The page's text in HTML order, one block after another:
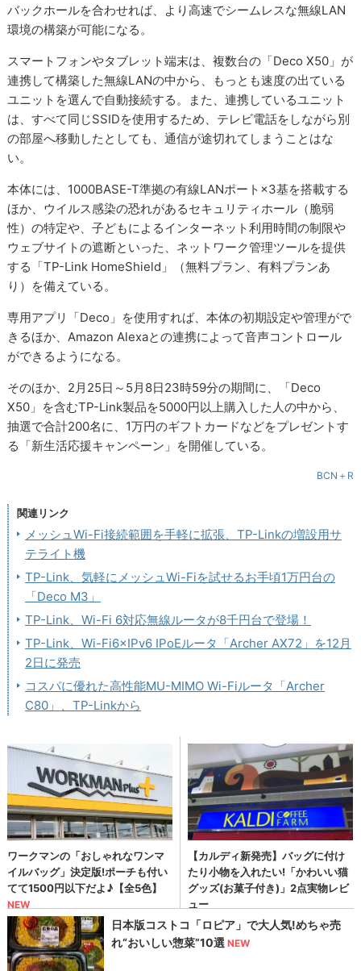
バックホールを合わせれば、より高速でシームレスな無線LAN
環境の構築が可能になる。
スマートフォンやタブレット端末は、複数台の「Deco X50」が
連携して構築した無線LANの中から、もっとも速度の出ている
ユニットを選んで自動接続する。また、連携しているユニット
は、すべて同じSSIDを使用するため、テレビ電話をしながら別
の部屋へ移動したとしても、通信が途切れてしまうことはな
い。
本体には、1000BASE-T準拠の有線LANポート×3基を搭載する
ほか、ウイルス感染の恐れがあるセキュリティホール（脆弱
性）の特定や、子どもによるインターネット利用時間の制限や
ウェブサイトの遮断といった、ネットワーク管理ツールを提供
する「TP-Link HomeShield」（無料プラン、有料プランあ
り）を備えている。
専用アプリ「Deco」を使用すれば、本体の初期設定や管理がで
きるほか、Amazon Alexaとの連携によって音声コントロール
ができるようになる。
そのほか、2月25日～5月8日23時59分の期間に、「Deco
X50」を含むTP-Link製品を5000円以上購入した人の中から、
抽選で合計200名に、1万円のギフトカードなどをプレゼントす
る「新生活応援キャンペーン」を開催している。
BCN＋R
関連リンク
メッシュWi-Fi接続範囲を手軽に拡張、TP-Linkの増設用サ
テライト機
TP-Link、気軽にメッシュWi-Fiを試せるお手頃1万円台の
「Deco M3」
TP-Link、Wi-Fi 6対応無線ルータが8千円台で登場！
TP-Link、Wi-Fi6×IPv6 IPoEルータ「Archer AX72」を12月
2日に発売
コスパに優れた高性能MU-MIMO Wi-Fiルータ「Archer
C80」、TP-Linkから